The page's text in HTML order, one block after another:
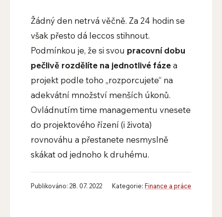
Žádný den netrvá věčně. Za 24 hodin se
však přesto dá leccos stihnout.
Podmínkou je, že si svou pracovní dobu
pečlivě rozdělíte na jednotlivé fázea
projekt podle toho „rozporcujete“ na
adekvátní množství menších úkonů.
Ovládnutím time managementu vnesete
do projektového řízení (i života)
rovnováhu a přestanete nesmyslně
skákat od jednoho k druhému.
Publikováno: 28. 07. 2022 Kategorie:Finance a práce